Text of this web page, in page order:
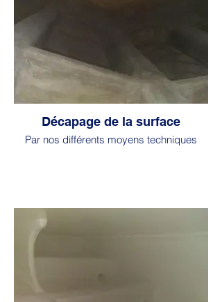
Décapage de la surface
Par nos différents moyens techniques